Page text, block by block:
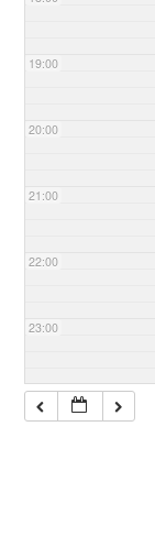
19:00
20:00
21:00
22:00
23:00